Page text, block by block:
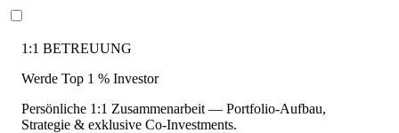
1:1 BETREUUNG
Werde Top 1 % Investor
Persönliche 1:1 Zusammenarbeit — Portfolio-Aufbau,
Strategie & exklusive Co-Investments.